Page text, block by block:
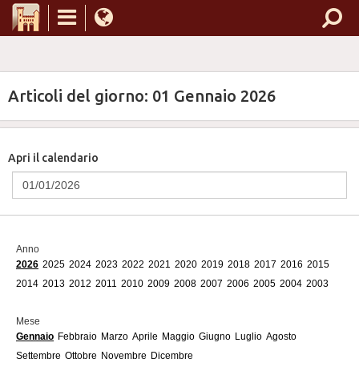
Articoli del giorno: 01 Gennaio 2026
Apri il calendario
Anno
2026 2025 2024 2023 2022 2021 2020 2019 2018 2017 2016 2015
2014 2013 2012 2011 2010 2009 2008 2007 2006 2005 2004 2003
Mese
Gennaio Febbraio Marzo Aprile Maggio Giugno Luglio Agosto
Settembre Ottobre Novembre Dicembre